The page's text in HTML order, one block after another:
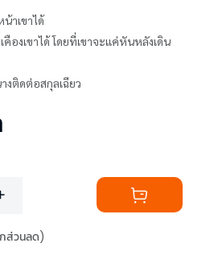
าเขาได้
องเขาได้ โดยที่เขาจะแค่หันหลังเดิน
งติดต่อสกุลเฉียว
ส่วนลด)